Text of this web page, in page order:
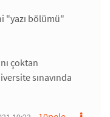
"yazı bölümü"
çoktan
sınavında